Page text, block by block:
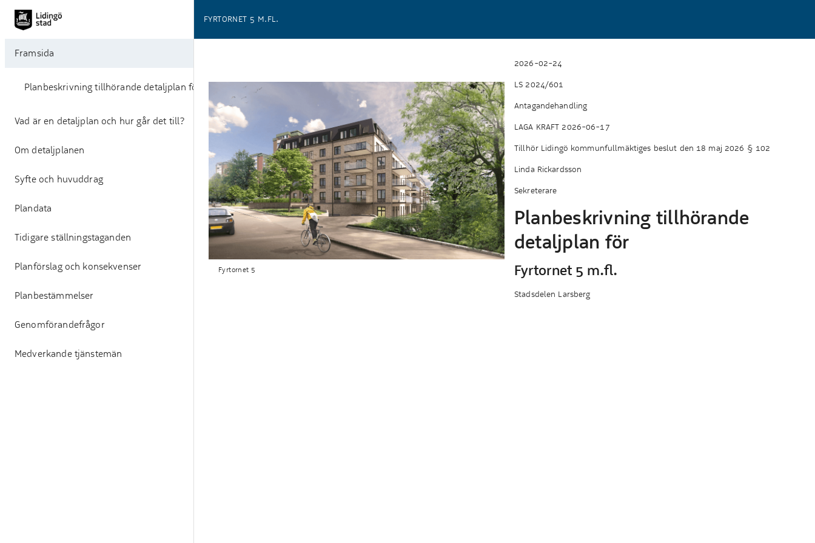
FYRTORNET 5 M.FL.
Framsida
Planbeskrivning tillhörande detaljplan för
Vad är en detaljplan och hur går det till?
Om detaljplanen
Syfte och huvuddrag
Plandata
Tidigare ställningstaganden
Planförslag och konsekvenser
Planbestämmelser
Genomförandefrågor
Medverkande tjänstemän
Fyrtornet 5
2026-02-24
LS 2024/601
Antagandehandling
LAGA KRAFT 2026-06-17
Tillhör Lidingö kommunfullmäktiges beslut den 18 maj 2026 § 102
Linda Rickardsson
Sekreterare
Planbeskrivning tillhörande
detaljplan för
Fyrtornet 5 m.fl.
Stadsdelen Larsberg